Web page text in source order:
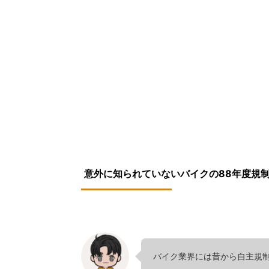
意外に知られていないバイクの88年度規
バイク業界には昔から自主規